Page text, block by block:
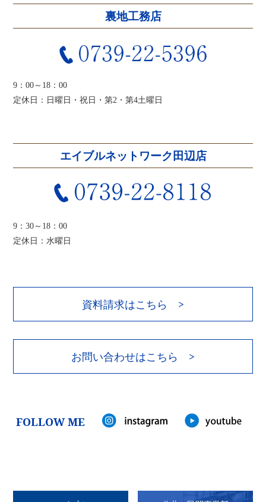
裏地工務店
9：00～18：00
定休日：日曜日・祝日・第2・第4土曜日
エイブルネットワーク田辺店
9：30～18：00
定休日：水曜日
資料請求はこちら >
お問い合わせはこちら >
FOLLOW ME